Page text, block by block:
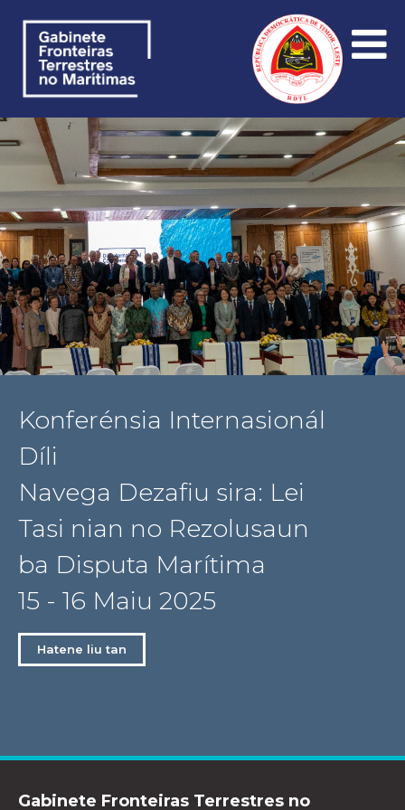
Konferénsia Internasionál
Díli
Navega Dezafiu sira: Lei
Tasi nian no Rezolusaun
ba Disputa Marítima
15 - 16 Maiu 2025
Hatene liu tan
Gabinete Fronteiras Terrestres no